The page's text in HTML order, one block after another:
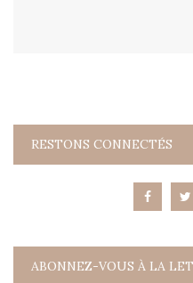
RESTONS CONNECTÉS
ABONNEZ-VOUS À LA